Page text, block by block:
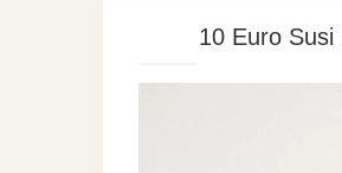
10 Euro